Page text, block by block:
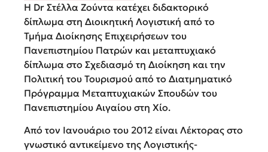
H Dr Στέλλα Ζούντα κατέχει διδακτορικό
δίπλωμα στη Διοικητική Λογιστική από το
Τμήμα Διοίκησης Επιχειρήσεων του
Πανεπιστημίου Πατρών και μεταπτυχιακό
δίπλωμα στο Σχεδιασμό τη Διοίκηση και την
Πολιτική του Τουρισμού από το Διατμηματικό
Πρόγραμμα Μεταπτυχιακών Σπουδών του
Πανεπιστημίου Αιγαίου στη Χίο.
Από τον Ιανουάριο του 2012 είναι Λέκτορας στο
γνωστικό αντικείμενο της Λογιστικής-